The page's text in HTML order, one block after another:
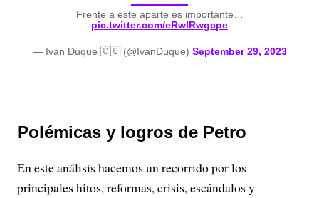
Frente a este aparte es importante…
pic.twitter.com/eRwlRwgcpe
— Iván Duque 🇨🇴 (@IvanDuque) September 29, 2023
Polémicas y logros de Petro
En este análisis hacemos un recorrido por los
principales hitos, reformas, crisis, escándalos y